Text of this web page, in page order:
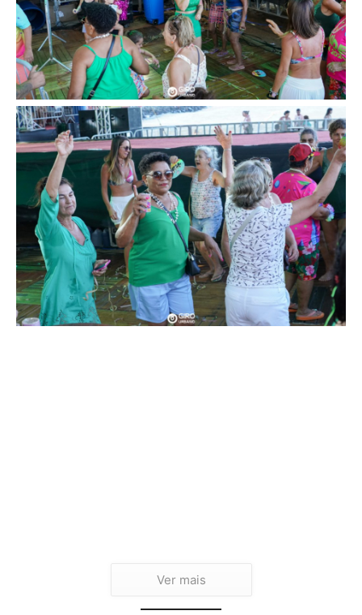
Ver mais